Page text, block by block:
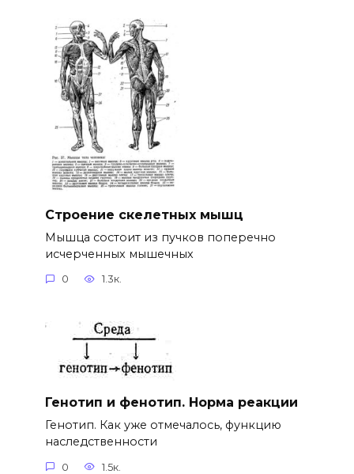
Строение скелетных мышц
Мышца состоит из пучков поперечно
исчерченных мышечных
0 1.3к.
Генотип и фенотип. Норма реакции
Генотип. Как уже отмечалось, функцию
наследственности
0 1.5к.